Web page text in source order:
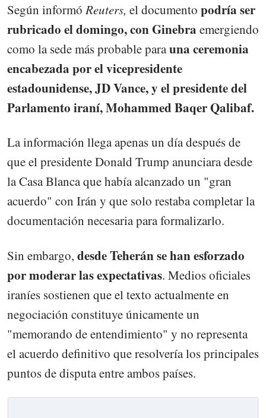
Según informó Reuters, el documento podría ser
rubricado el domingo, con Ginebra emergiendo
como la sede más probable parauna ceremonia
encabezada por el vicepresidente
estadounidense, JD Vance, y el presidente del
Parlamento iraní, Mohammed Baqer Qalibaf.
La información llega apenas un día después de
que el presidente Donald Trump anunciara desde
la Casa Blanca que había alcanzado un "gran
acuerdo" con Irán y que solo restaba completar la
documentación necesaria para formalizarlo.
Sin embargo, desde Teherán se han esforzado
por moderar las expectativas. Medios oficiales
iraníes sostienen que el texto actualmente en
negociación constituye únicamente un
"memorando de entendimiento" y no representa
el acuerdo definitivo que resolvería los principales
puntos de disputa entre ambos países.